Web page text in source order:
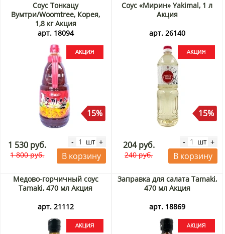
Соус Тонкацу
Вумтри/Woomtree, Корея,
1,8 кг Акция
арт. 18094
15%
1 530 руб.
1 800 руб.
- шт +
В корзину
Соус «Мирин» Yakimal, 1 л
Акция
арт. 26140
15%
204 руб.
240 руб.
- шт +
В корзину
Медово-горчичный соус
Tamaki, 470 мл Акция
арт. 21112
Заправка для салата Tamaki,
470 мл Акция
арт. 18869